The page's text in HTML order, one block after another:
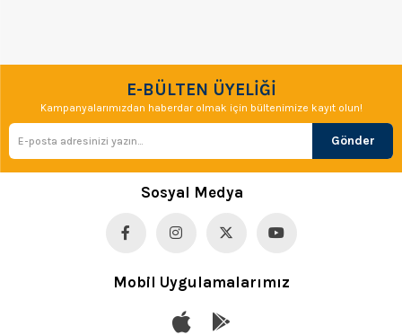
E-BÜLTEN ÜYELİĞİ
Kampanyalarımızdan haberdar olmak için bültenimize kayıt olun!
Gönder
Sosyal Medya
Mobil Uygulamalarımız